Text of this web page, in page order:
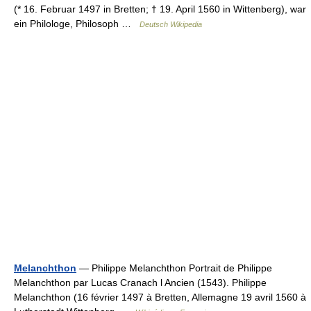
(* 16. Februar 1497 in Bretten; † 19. April 1560 in Wittenberg), war
ein Philologe, Philosoph …
Deutsch Wikipedia
Melanchthon — Philippe Melanchthon Portrait de Philippe
Melanchthon par Lucas Cranach l Ancien (1543). Philippe
Melanchthon (16 février 1497 à Bretten, Allemagne 19 avril 1560 à